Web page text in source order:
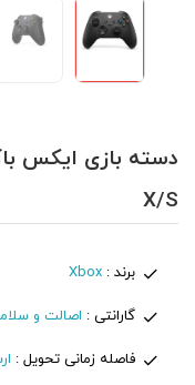
X/S
برند :Xbox
گارانتی : اصالت و
فاصله زمانی تحویل :